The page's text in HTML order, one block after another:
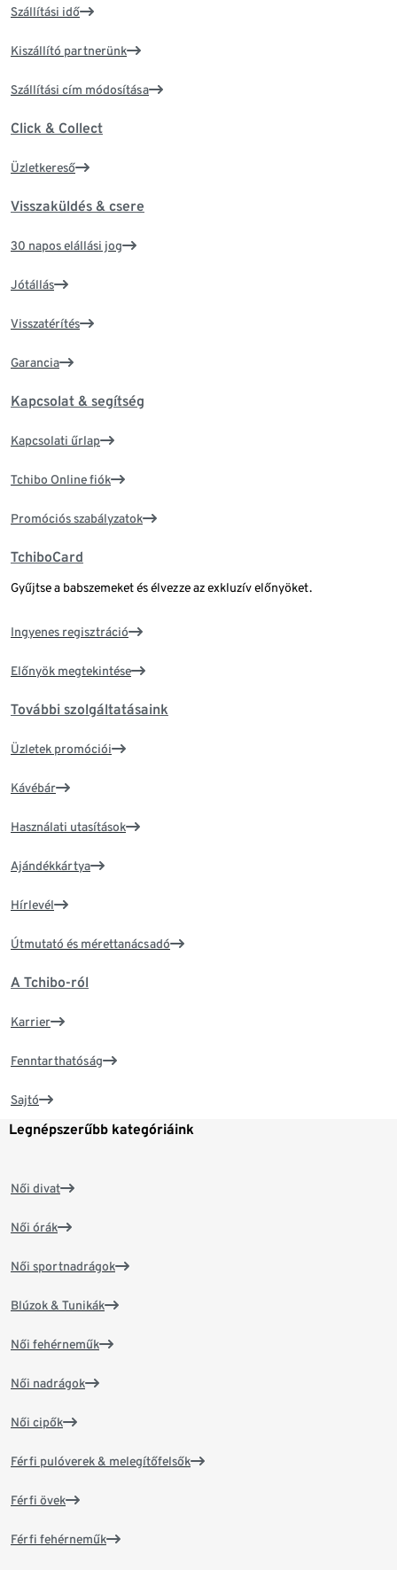
Szállítási idő
Kiszállító partnerünk
Szállítási cím módosítása
Click & Collect
Üzletkereső
Visszaküldés & csere
30 napos elállási jog
Jótállás
Visszatérítés
Garancia
Kapcsolat & segítség
Kapcsolati űrlap
Tchibo Online fiók
Promóciós szabályzatok
TchiboCard
Gyűjtse a babszemeket és élvezze az exkluzív előnyöket.
Ingyenes regisztráció
Előnyök megtekintése
További szolgáltatásaink
Üzletek promóciói
Kávébár
Használati utasítások
Ajándékkártya
Hírlevél
Útmutató és mérettanácsadó
A Tchibo-ról
Karrier
Fenntarthatóság
Sajtó
Legnépszerűbb kategóriáink
Női divat
Női órák
Női sportnadrágok
Blúzok & Tunikák
Női fehérneműk
Női nadrágok
Női cipők
Férfi pulóverek & melegítőfelsők
Férfi övek
Férfi fehérneműk